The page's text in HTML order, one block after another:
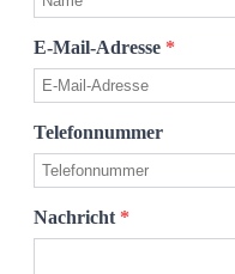
E-Mail-Adresse *
Telefonnummer
Nachricht *